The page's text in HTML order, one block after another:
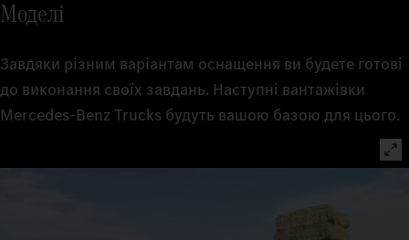
Моделі
Завдяки різним варіантам оснащення ви будете готові
до виконання своїх завдань. Наступні вантажівки
Mercedes‑Benz Trucks будуть вашою базою для цього.